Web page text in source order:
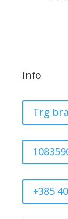
Info
Trg
+385